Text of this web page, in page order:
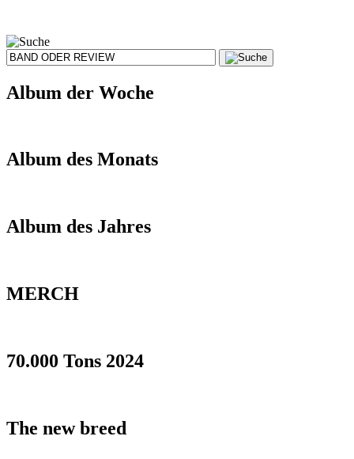
Album der Woche
Album des Monats
Album des Jahres
MERCH
70.000 Tons 2024
The new breed